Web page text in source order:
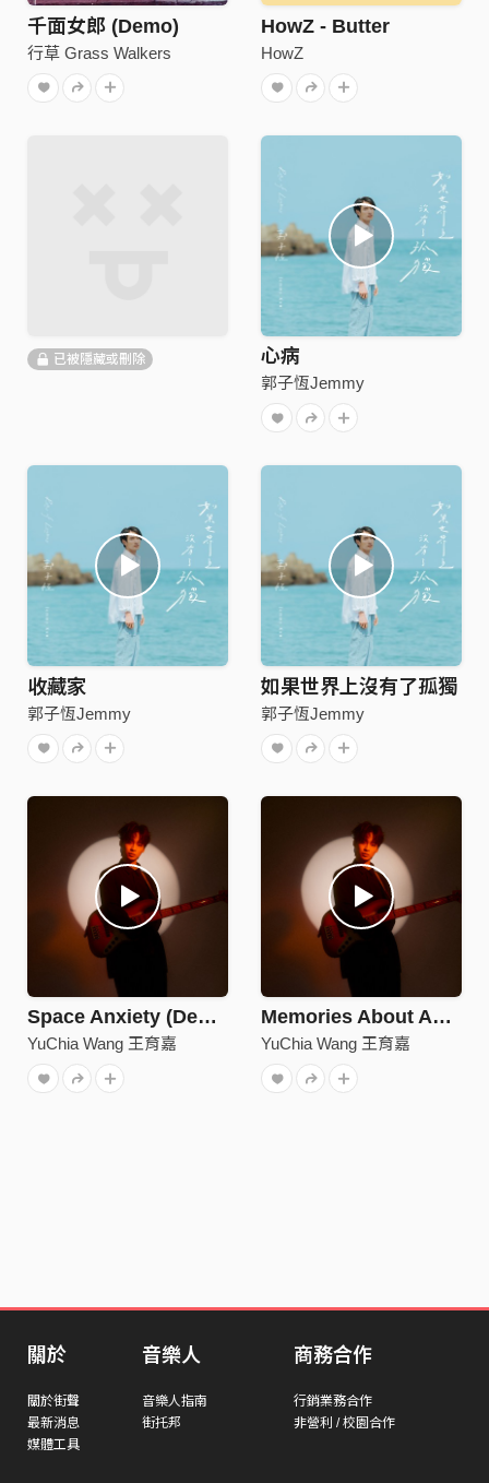
千面女郎 (Demo)
行草 Grass Walkers
HowZ - Butter
HowZ
已被隱藏或刪除 心病
郭子恆Jemmy
收藏家
郭子恆Jemmy
如果世界上沒有了孤獨
郭子恆Jemmy
Space Anxiety (Demo)
YuChia Wang 王育嘉
Memories About Andy (Demo)
YuChia Wang 王育嘉
關於
關於街聲
最新消息
媒體工具
音樂人
音樂人指南
街托邦
商務合作
行銷業務合作
非營利 / 校園合作